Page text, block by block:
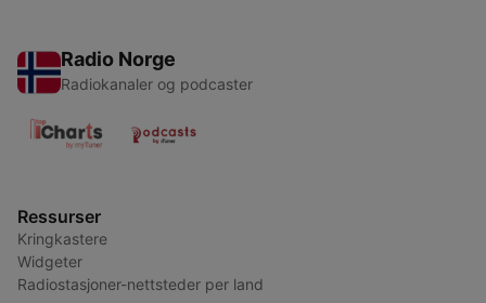
Radio Norge
Radiokanaler og podcaster
Ressurser
Kringkastere
Widgeter
Radiostasjoner-nettsteder per land